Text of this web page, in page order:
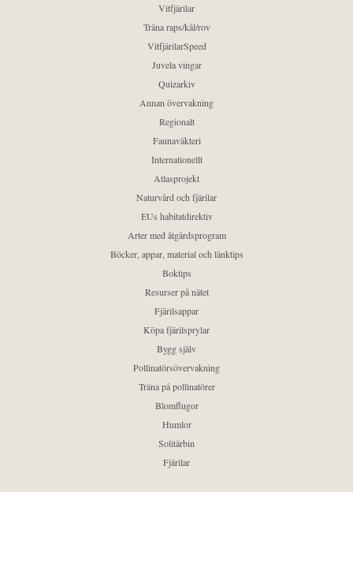
Vitfjärilar
Träna raps/kål/rov
VitfjärilarSpeed
Juvela vingar
Quizarkiv
Annan övervakning
Regionalt
Faunaväkteri
Internationellt
Atlasprojekt
Naturvård och fjärilar
EUs habitatdirektiv
Arter med åtgärdsprogram
Böcker, appar, material och länktips
Boktips
Resurser på nätet
Fjärilsappar
Köpa fjärilsprylar
Bygg själv
Pollinatörsövervakning
Träna på pollinatörer
Blomflugor
Humlor
Solitärbin
Fjärilar